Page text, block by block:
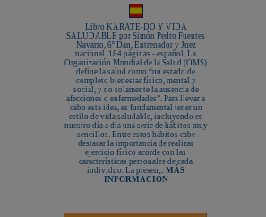
Libro KARATE-DO Y VIDA
SALUDABLE por Simón Pedro Fuentes
Navarro, 6º Dan, Entrenador y Juez
nacional. 184 páginas - español. La
Organización Mundial de la Salud (OMS)
define la salud como “un estado de
completo bienestar físico, mental y
social, y no solamente la ausencia de
afecciones o enfermedades”. Para llevar a
cabo esta idea, es fundamental tener un
estilo de vida saludable, incluyendo en
nuestro día a día una serie de hábitos muy
sencillos. Entre estos hábitos cabe
destacar la importancia de realizar
ejercicio físico acorde con las
características personales de cada
individuo. La presen... MÁS
INFORMACIÓN